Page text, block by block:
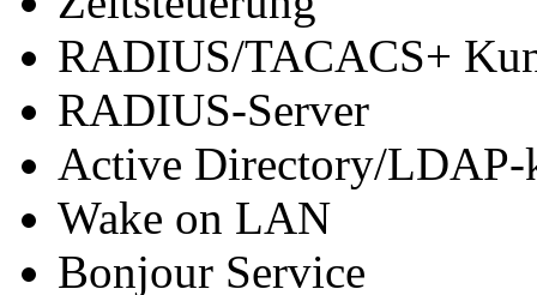
RADIUS/TACACS+
RADIUS-Server
Active Directory/
Wake on LAN
Bonjour Service